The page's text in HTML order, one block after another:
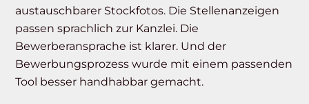
austauschbarer Stockfotos. Die Stellenanzeigen
passen sprachlich zur Kanzlei. Die
Bewerberansprache ist klarer. Und der
Bewerbungsprozess wurde mit einem passenden
Tool besser handhabbar gemacht.